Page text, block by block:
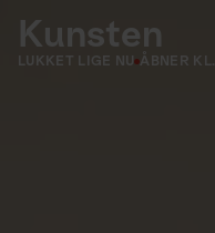
Kunsten
LUKKET LIGE NU ÅBNER KL.